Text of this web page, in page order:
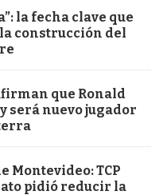
la fecha clave que
construcción del
que Ronald
será nuevo jugador
Montevideo: TCP
pidió reducir la